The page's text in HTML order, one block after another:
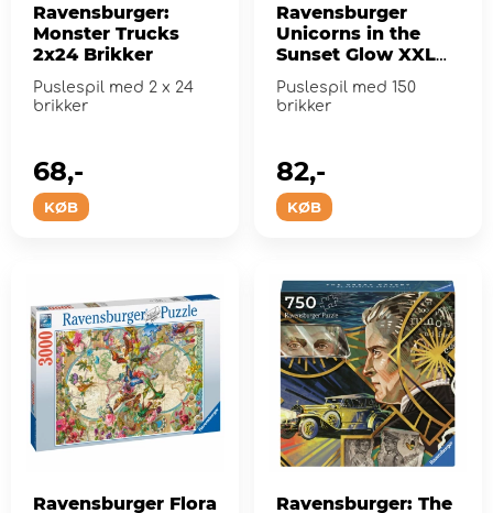
Ravensburger:
Monster Trucks
2x24 Brikker
Puslespil med 2 x 24
brikker
KØB
68,-
Ravensburger
Unicorns in the
Sunset Glow XXL
Puslespil med 150
brikker
KØB
82,-
Ravensburger Flora Ravensburger: The